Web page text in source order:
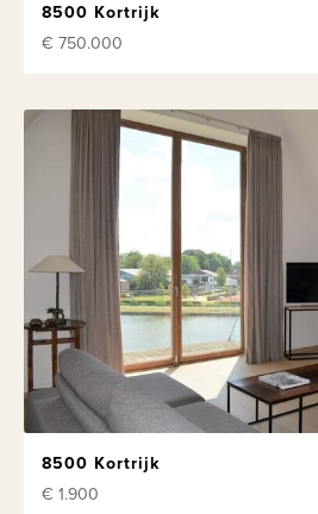
8500 Kortrijk
€ 750.000
8500 Kortrijk
€ 1.900